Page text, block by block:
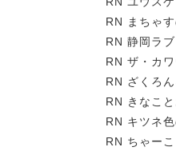
RN まちゃ
RN 静岡ラブ
RN ザ・カワ
RN ざくろ
RN きなこ
RN キツネ
RN ちゃーこ